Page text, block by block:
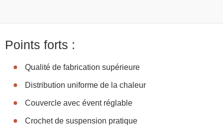
Points forts :
Qualité de fabrication supérieure
Distribution uniforme de la chaleur
Couvercle avec évent réglable
Crochet de suspension pratique